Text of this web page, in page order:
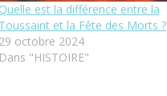
Quelle est la différence entre la
Toussaint et la Fête des Morts ?
29 octobre 2024
Dans "HISTOIRE"